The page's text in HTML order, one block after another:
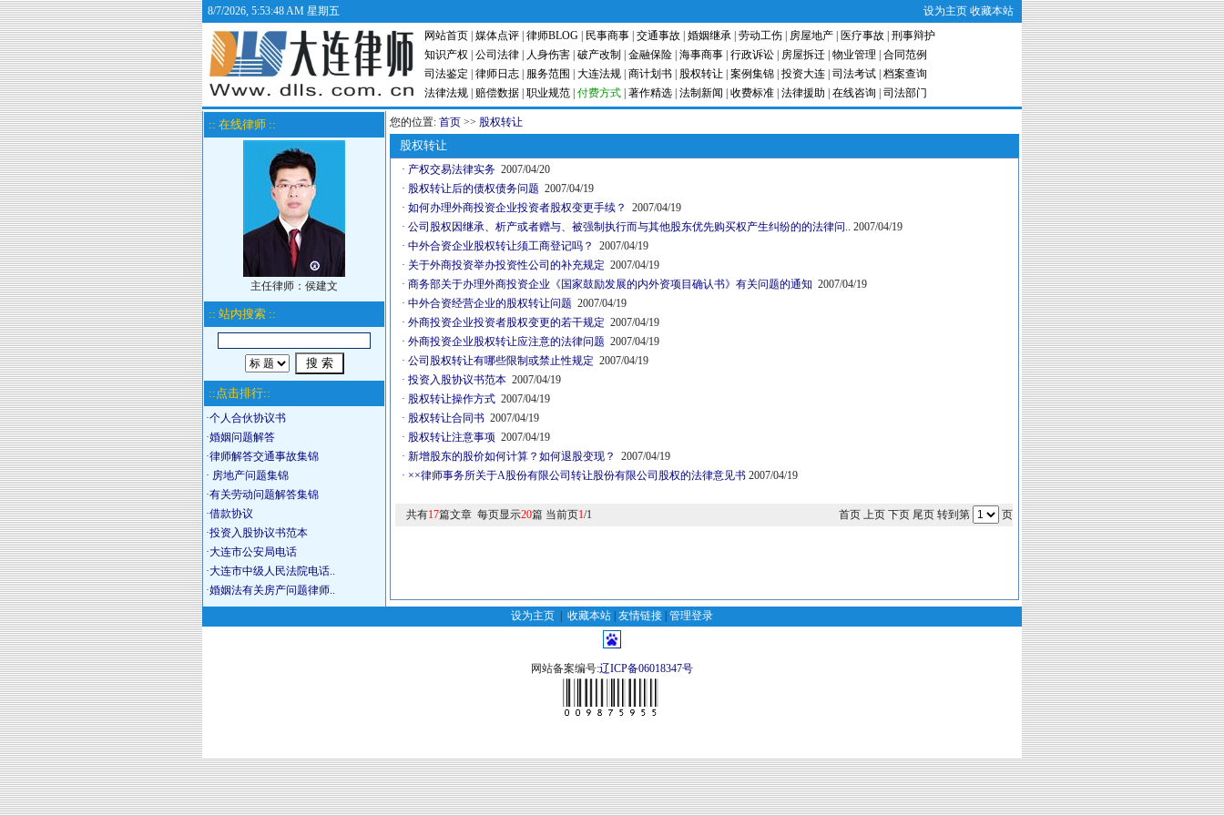
8/7/2026, 5:53:48 AM 星期五 设为主页 收藏本站
网站首页 媒体点评 律师BLOG 民事商事 交通事故 婚姻继承 劳动工伤 房屋地产 医疗事故 刑事辩护
知识产权
公司法律 人身伤害 破产改制 金融保险 海事商事 行政诉讼 房屋拆迁 物业管理
合同范例
司法鉴定
律师日志 服务范围 大连法规 商计划书 股权转让 案例集锦 投资大连 司法考试 档案查询
法律法规
赔偿数据 职业规范 付费方式 著作精选 法制新闻 收费标准 法律援助 在线咨询 司法部门
:: 在线律师 ::
主任律师：侯建文
:: 站内搜索 ::
::点击排行::
·个人合伙协议书
·婚姻问题解答
·律师解答交通事故集锦
· 房地产问题集锦
·有关劳动问题解答集锦
·借款协议
·投资入股协议书范本
·大连市公安局电话
·大连市中级人民法院电话..
·婚姻法有关房产问题律师..
您的位置: 首页>> 股权转让
股权转让
· 产权交易法律实务 2007/04/20
· 股权转让后的债权债务问题 2007/04/19
· 如何办理外商投资企业投资者股权变更手续？
2007/04/19
· 公司股权因继承、析产或者赠与、被强制执行而与其他股东优先购买权产生纠纷的的法律问.. 2007/04/19
· 中外合资企业股权转让须工商登记吗？
2007/04/19
· 关于外商投资举办投资性公司的补充规定 2007/04/19
· 商务部关于办理外商投资企业《国家鼓励发展的内外资项目确认书》有关问题的通知 2007/04/19
· 中外合资经营企业的股权转让问题 2007/04/19
· 外商投资企业投资者股权变更的若干规定 2007/04/19
· 外商投资企业股权转让应注意的法律问题 2007/04/19
· 公司股权转让有哪些限制或禁止性规定 2007/04/19
· 投资入股协议书范本 2007/04/19
· 股权转让操作方式 2007/04/19
· 股权转让合同书 2007/04/19
· 股权转让注意事项 2007/04/19
· 新增股东的股价如何计算？如何退股变现？
2007/04/19
· ××律师事务所关于A股份有限公司转让股份有限公司股权的法律意见书 2007/04/19
共有17篇文章 每页显示20篇 当前页1/1 首页 上页 下页 尾页 转到第 页
设为主页 收藏本站 友情链接 管理登录
网站备案编号:辽ICP备06018347号